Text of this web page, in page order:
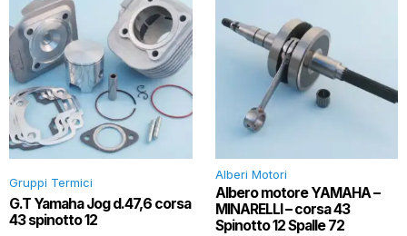
Gruppi Termici
G.T Yamaha Jog d.47,6 corsa
43 spinotto 12
Alberi Motori
Albero motore YAMAHA –
MINARELLI – corsa 43
Spinotto 12 Spalle 72